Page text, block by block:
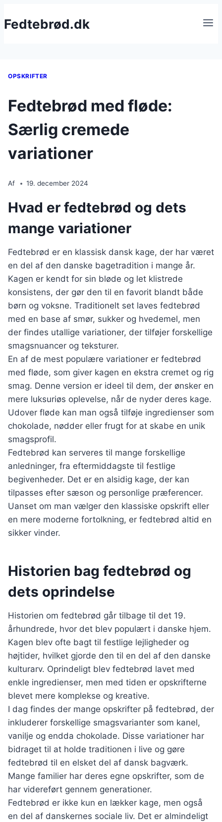
til
Fedtebrød.dk
OPSKRIFTER
Fedtebrød med fløde:
Særlig cremede
variationer
Af 19. december 2024
Hvad er fedtebrød og dets
mange variationer
Fedtebrød er en klassisk dansk kage, der har været
en del af den danske bagetradition i mange år.
Kagen er kendt for sin bløde og let klistrede
konsistens, der gør den til en favorit blandt både
børn og voksne. Traditionelt set laves fedtebrød
med en base af smør, sukker og hvedemel, men
der findes utallige variationer, der tilføjer forskellige
smagsnuancer og teksturer.
En af de mest populære variationer er fedtebrød
med fløde, som giver kagen en ekstra cremet og rig
smag. Denne version er ideel til dem, der ønsker en
mere luksuriøs oplevelse, når de nyder deres kage.
Udover fløde kan man også tilføje ingredienser som
chokolade, nødder eller frugt for at skabe en unik
smagsprofil.
Fedtebrød kan serveres til mange forskellige
anledninger, fra eftermiddagste til festlige
begivenheder. Det er en alsidig kage, der kan
tilpasses efter sæson og personlige præferencer.
Uanset om man vælger den klassiske opskrift eller
en mere moderne fortolkning, er fedtebrød altid en
sikker vinder.
Historien bag fedtebrød og
dets oprindelse
Historien om fedtebrød går tilbage til det 19.
århundrede, hvor det blev populært i danske hjem.
Kagen blev ofte bagt til festlige lejligheder og
højtider, hvilket gjorde den til en del af den danske
kulturarv. Oprindeligt blev fedtebrød lavet med
enkle ingredienser, men med tiden er opskrifterne
blevet mere komplekse og kreative.
I dag findes der mange opskrifter på fedtebrød, der
inkluderer forskellige smagsvarianter som kanel,
vanilje og endda chokolade. Disse variationer har
bidraget til at holde traditionen i live og gøre
fedtebrød til en elsket del af dansk bagværk.
Mange familier har deres egne opskrifter, som de
har videreført gennem generationer.
Fedtebrød er ikke kun en lækker kage, men også
en del af danskernes sociale liv. Det er almindeligt